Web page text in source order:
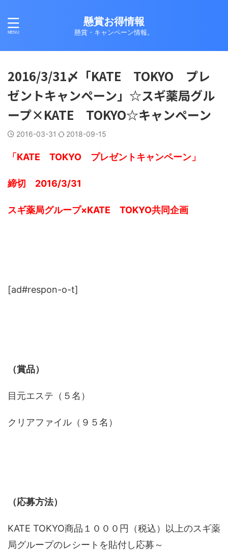
懸賞お得情報
懸賞・キャンペーン情報。
2016/3/31〆「KATE TOKYO プレ
ゼントキャンペーン」☆スギ薬局グル
ープ×KATE TOKYO☆キャンペーン
2016-03-31 2018-09-15
「KATE TOKYO プレゼントキャンペーン」
締切 2016/3/31
スギ薬局グループ×KATE TOKYO共同企画
[ad#respon-o-t]
（賞品）
目元エステ（５名）
クリアファイル（９５名）
（応募方法）
KATE TOKYO商品１０００円（税込）以上のスギ薬
局グループのレシートを貼付し応募～